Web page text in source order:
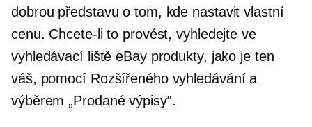
dobrou představu o tom, kde nastavit vlastní
cenu. Chcete-li to provést, vyhledejte ve
vyhledávací liště eBay produkty, jako je ten
váš, pomocí Rozšířeného vyhledávání a
výběrem „Prodané výpisy“.